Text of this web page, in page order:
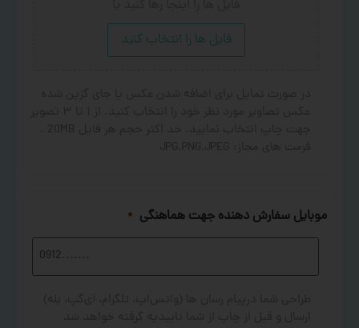
فایل ها را انتخاب کنید
موبایل سفارش دهنده جهت هماهنگی *